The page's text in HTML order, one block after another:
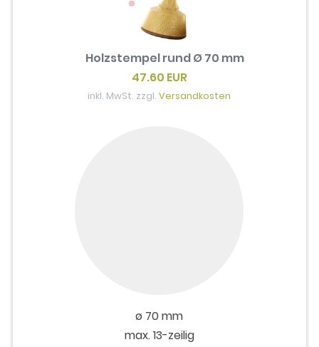
Holzstempel rund Ø 70 mm
47.60 EUR
inkl. MwSt. zzgl.Versandkosten
ø 70 mm
max. 13-zeilig